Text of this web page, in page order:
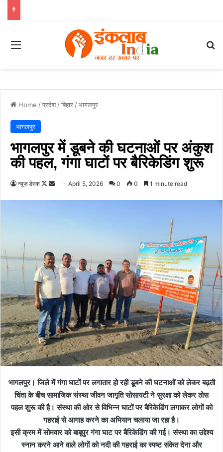
Menu
Home /प्रदेश /बिहार /भागलपुर
भागलपुर
भागलपुर में डूबने की घटनाओं पर अंकुश
की पहल, गंगा घाटों पर बैरिकेडिंग शुरू
न्यूज़ डेस्क
Follow
Send April 5, 2026 0 0 1 minute read
भागलपुर। जिले में गंगा घाटों पर लगातार हो रही डूबने की घटनाओं को लेकर बढ़ती
चिंता के बीच सामाजिक संस्था जीवन जागृति सोसायटी ने सुरक्षा को लेकर ठोस
पहल शुरू की है। संस्था की ओर से विभिन्न घाटों पर बैरिकेडिंग लगाकर लोगों को
गहराई से आगाह करने का अभियान चलाया जा रहा है।
इसी क्रम में सोमवार को बाबूपुर गंगा घाट पर बैरिकेडिंग की गई। संस्था का उद्देश्य
स्नान करने आने वाले लोगों को नदी की गहराई का स्पष्ट संकेत देना और